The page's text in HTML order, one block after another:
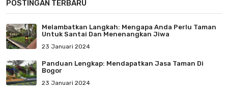
POSTINGAN TERBARU
Melambatkan Langkah: Mengapa Anda Perlu Taman
Untuk Santai Dan Menenangkan Jiwa
23 Januari 2024
Panduan Lengkap: Mendapatkan Jasa Taman Di
Bogor
23 Januari 2024